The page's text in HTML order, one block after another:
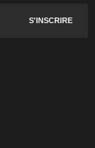
S'INSCRIRE